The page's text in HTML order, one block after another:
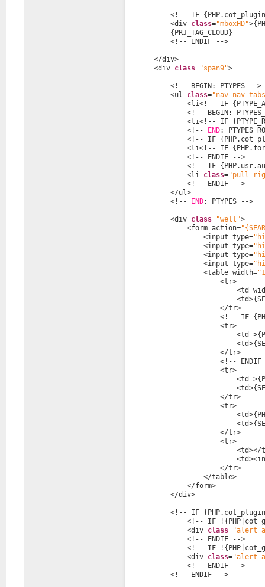
<!-- IF
<div class="mboxHD"
{PRJ_TAG_CLOUD}
<!-- ENDIF -->
</div>
<div class="span9">
<!-- BEGIN: PTYPES -->
<ul class="nav nav-
<li<!-- IF
<!-- BEGIN:
<li<!-- IF
<!--
END:
<!-- IF
<li<!-- IF
<!-- ENDIF -->
<!-- IF
<li class="pull-
<!-- ENDIF -->
</ul>
<!--
END: PTYPES -->
<div class="well"
<form action=
<input type=
<input type=
<input type=
<input type=
<table width=
<tr>
<td
</tr>
<!-- IF
<tr>
<td
</tr>
<!--
<tr>
<td
</tr>
<tr>
</tr>
<tr>
<td></
</tr>
</table>
</form>
</div>
<!-- IF
<!-- IF
<div class="alert
<!-- ENDIF -->
<!-- IF
<div class="alert
<!-- ENDIF -->
<!-- ENDIF -->